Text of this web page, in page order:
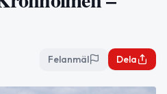
Felanmäl Dela